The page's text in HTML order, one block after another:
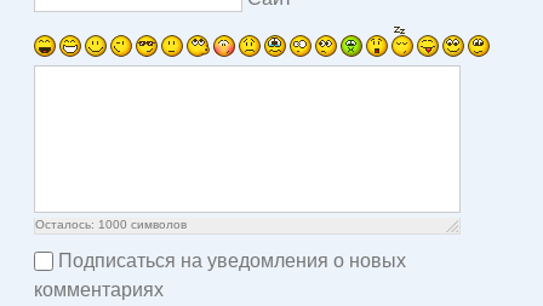
Осталось: 1000 символов
Подписаться на уведомления о новых
комментариях